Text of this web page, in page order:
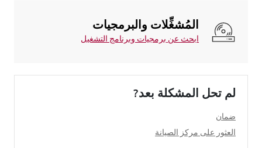
المُشغِّلات والبرمجيات
ابحث عن برمجيات وبرنامج التشغيل
لم تحل المشكلة بعد?
ضمان
العثور على مركز الصيانة